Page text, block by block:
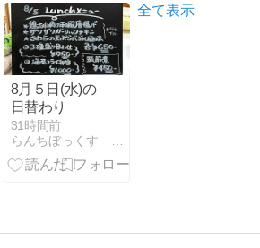
いちごミルク
8月５日(水)の
日替わり
31時間前
らんちぼっくす 中村さんブログ
全て表示